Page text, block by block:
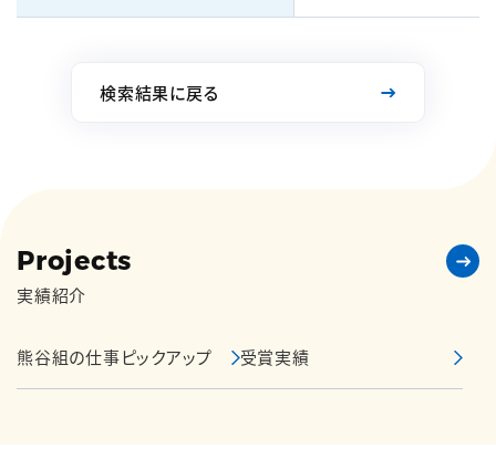
検索結果に戻る
Projects
実績紹介
熊谷組の仕事ピックアップ 受賞実績